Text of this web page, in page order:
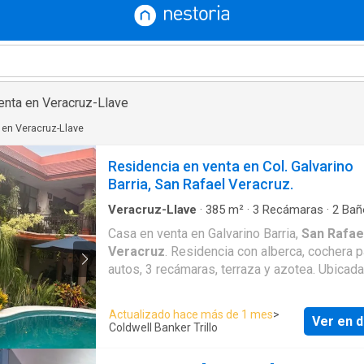
en Veracruz-Llave
Veracruz-Llave
Residencia en venta en Col. Galvarino
Barria, San Rafael Veracruz.
Veracruz-Llave · 385 m² · 3 Recámaras · 2
closet·Cocina equipada·Jardín·Cocina
Internet·Seguridad·Cuarto de servicio·
Terraza·Patio
Casa en venta en Galvarino Barria, San
Veracruz . Residencia con alberca, cochera
autos, 3 recámaras, terraza y azotea.
invierte en una zona turística de alto
Actualizado hace más de 1 mes>
Coldwell Banker Trillo
Ver en